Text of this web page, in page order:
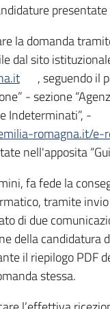
la domanda
dal sito
, seguendo il
- sezione
Indeterminati”, -
romagna.it/e-
nell'apposita
fa fede la
tramite
di due
della candidatura
il riepilogo PDF
stessa.